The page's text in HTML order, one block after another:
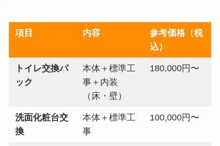
項目 内容
参考価格（税
込）
トイレ交換パ
ック
本体＋標準工
事＋内装
（床・壁）
180,000円〜
洗面化粧台交
換
本体＋標準工
事
100,000円〜